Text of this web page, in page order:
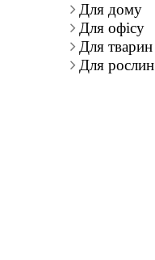
Для дому
Для офісу
Для тварин
Для рослин